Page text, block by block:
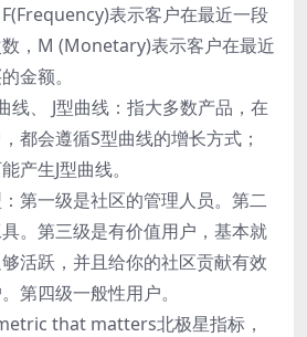
表示客户在最近⼀段
，M (Monetary)表示客户在最近
⾦额。
线、 J型曲线：指⼤多数产品，在
都会遵循S型曲线的增⻓⽅式；
产⽣J型曲线。
第⼀级是社区的管理⼈员。第⼆
。第三级是有价值⽤户，基本就
活跃，并且给你的社区贡献有效
第四级⼀般性⽤户。
that matters北极星指标，